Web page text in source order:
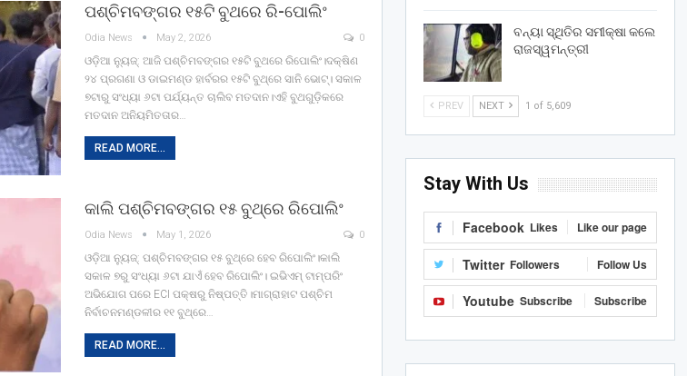
ପଶ୍ଚିମବଙ୍ଗର ୧୫ଟି ବୁଥରେ ରି-ପୋଲିଂ
Odia News May 2, 2026 0
ଓଡ଼ିଆ ନ୍ୟୁଜ୍: ଆଜି ପଶ୍ଚିମବଙ୍ଗର ୧୫ଟି ବୁଥରେ ରିପୋଲିଂ।ଦକ୍ଷିଣ
୨୪ ପ୍ରଗଣା ଓ ଡାଇମଣ୍ଡ ହାର୍ବରର ୧୫ଟି ବୁଥ୍‌ରେ ସାନି ଭୋଟ୍। ସକାଳ
୭ଟାରୁ ସଂଧ୍ୟା ୬ଟା ପର୍ଯ୍ୟନ୍ତ ଚାଲିବ ମତଦାନ।ଏହି ବୁଥଗୁଡ଼ିକରେ
ମତଦାନ ଅନିୟମିତତାର…
READ MORE...
କାଲି ପଶ୍ଚିମବଙ୍ଗର ୧୫ ବୁଥ୍‌ରେ ରିପୋଲିଂ
Odia News May 1, 2026 0
ଓଡ଼ିଆ ନ୍ୟୁଜ୍: ପଶ୍ଚିମବଙ୍ଗର ୧୫ ବୁଥ୍‌ରେ ହେବ ରିପୋଲିଂ।କାଲି
ସକାଳ ୭ରୁ ସଂଧ୍ୟା ୬ଟା ଯାଏଁ ହେବ ରିପୋଲିଂ। ଇଭିଏମ୍ ଟାମ୍ପରିଂ
ଅଭିଯୋଗ ପରେ ECI ପକ୍ଷରୁ ନିଷ୍ପତ୍ତି।ମାଗ୍ରାହାଟ ପଶ୍ଚିମ
ନିର୍ବାଚନମଣ୍ଡଳୀର ୧୧ ବୁଥ୍‌ରେ…
READ MORE...
ବନ୍ୟା ସ୍ଥିତିର ସମୀକ୍ଷା କଲେ
ରାଜସ୍ୱମନ୍ତ୍ରୀ
PREV NEXT 1 of 5,609
Stay With Us
Facebook Likes Like our page
Twitter Followers Follow Us
Youtube Subscribe Subscribe